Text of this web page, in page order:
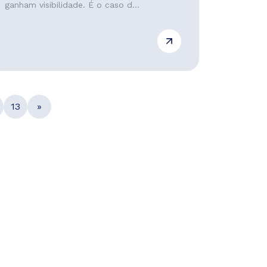
ganham visibilidade. É o caso d...
13 »